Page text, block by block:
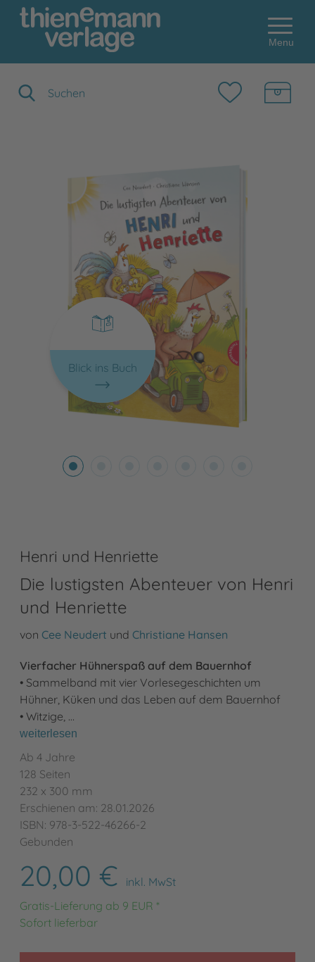
Menu
Blick ins Buch
Henri und Henriette
Die lustigsten Abenteuer von Henri
und Henriette
von Cee Neudert und Christiane Hansen
Vierfacher Hühnerspaß auf dem Bauernhof
• Sammelband mit vier Vorlesegeschichten um
Hühner, Küken und das Leben auf dem Bauernhof
• Witzige, …
weiterlesen
Ab 4 Jahre
128 Seiten
232 x 300 mm
Erschienen am: 28.01.2026
ISBN: 978-3-522-46266-2
Gebunden
20,00 €
inkl. MwSt
Gratis-Lieferung ab 9 EUR *
Sofort lieferbar